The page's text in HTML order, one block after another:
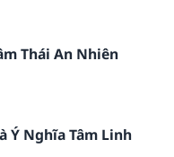
Thái An Nhiên
Ý Nghĩa Tâm Linh